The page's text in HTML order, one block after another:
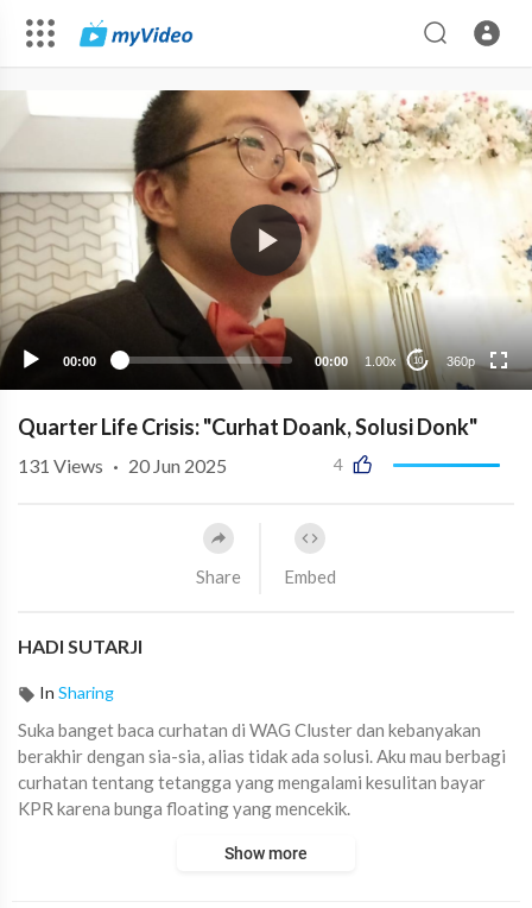
00:00 00:00 1.00x 10 360p
360p
Quarter Life Crisis: "Curhat Doank, Solusi Donk"
4
131 Views · 20 Jun 2025
Share Embed
HADI SUTARJI
In Sharing
Suka banget baca curhatan di WAG Cluster dan kebanyakan
berakhir dengan sia-sia, alias tidak ada solusi. Aku mau berbagi
curhatan tentang tetangga yang mengalami kesulitan bayar
KPR karena bunga floating yang mencekik.
Kali ini aku berperan sebagai MARKETER, dimana Solusiku
Show more